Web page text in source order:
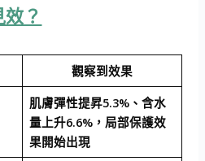
？
觀察到效果
肌膚彈性提昇5.3%、含水
量上升6.6%，局部保護效
果開始出現